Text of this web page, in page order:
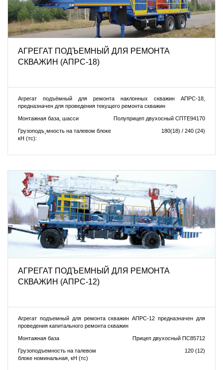
АГРЕГАТ ПОДЪЕМНЫЙ ДЛЯ РЕМОНТА
СКВАЖИН (АПРС-18)
Агрегат подъёмный для ремонта наклонных скважин АПРС-18,
предназначен для проведения текущего ремонта скважин
Монтажная база, шасси Полуприцеп двухосный СПТЕ94170
Грузоподъ¸мность на талевом блоке
кН (тс):
180(18) / 240 (24)
АГРЕГАТ ПОДЪЕМНЫЙ ДЛЯ РЕМОНТА
СКВАЖИН (АПРС-12)
Агрегат подъемный для ремонта скважин АПРС-12 предназначен для
проведения капитального ремонта скважин
Монтажная база Прицеп двухосный ПС85712
Грузоподъемность на талевом
блоке номинальная, кН (тс)
120 (12)